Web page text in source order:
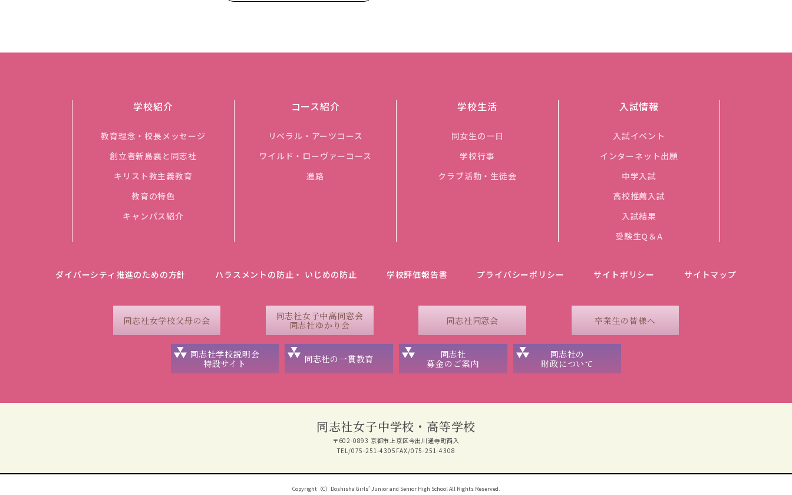
学校紹介
教育理念・校長メッセージ
創立者新島襄と同志社
キリスト教主義教育
教育の特色
キャンパス紹介
コース紹介
リベラル・アーツコース
ワイルド・ローヴァーコース
進路
学校生活
同女生の一日
学校行事
クラブ活動・生徒会
入試情報
入試イベント
インターネット出願
中学入試
高校推薦入試
入試結果
受験生Q＆A
ダイバーシティ推進のための方針 ハラスメントの防止・ いじめの防止 学校評価報告書 プライバシーポリシー サイトポリシー サイトマップ
同志社女学校父母の会
同志社女子中高同窓会
同志社ゆかり会
同志社同窓会 卒業生の皆様へ
同志社学校説明会
特設サイト
同志社の一貫教育
同志社
募金のご案内
同志社の
財政について
同志社女子中学校・高等学校
〒602-0893 京都市上京区今出川通寺町西入
TEL/075-251-4305 FAX/075-251-4308
Copyright（C）Doshisha Girls’ Junior and Senior High School All Rights Reserved.